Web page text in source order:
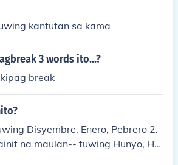
kantutan sa kama
3 words ito...?
break
Disyembre, Enero, Pebrero 2.
na maulan-- tuwing Hunyo, Hul
Oktubre, Nobyembre